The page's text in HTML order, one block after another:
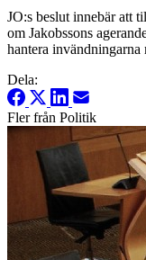
JO:s beslut innebär att
om Jakobssons
hantera invändningarna
Dela:
Fler från Politik